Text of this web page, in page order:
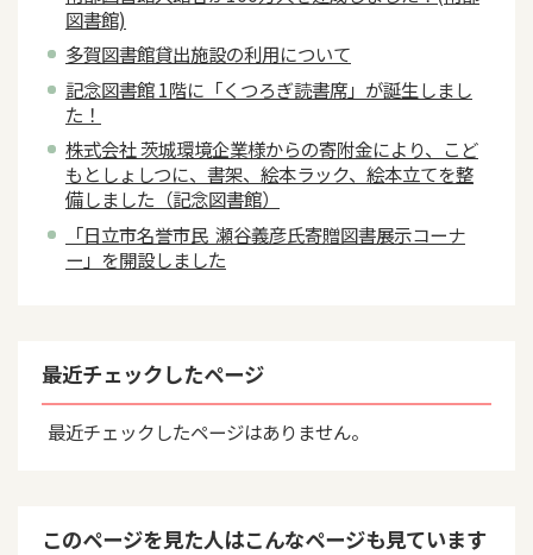
図書館)
多賀図書館貸出施設の利用について
記念図書館 1階に「くつろぎ読書席」が誕生しまし
た！
株式会社 茨城環境企業様からの寄附金により、こど
もとしょしつに、書架、絵本ラック、絵本立てを整
備しました（記念図書館）
「日立市名誉市民 瀬谷義彦氏寄贈図書展示コーナ
ー」を開設しました
最近チェックしたページ
最近チェックしたページはありません。
このページを見た人はこんなページも見ています